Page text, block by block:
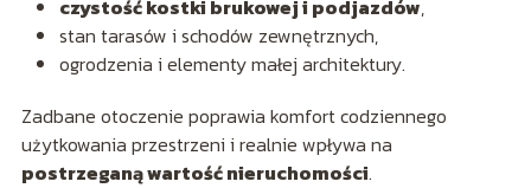
czystość kostki brukowej i podjazdów,
stan tarasów i schodów zewnętrznych,
ogrodzenia i elementy małej architektury.
Zadbane otoczenie poprawia komfort codziennego
użytkowania przestrzeni i realnie wpływa na
postrzeganą wartość nieruchomości.